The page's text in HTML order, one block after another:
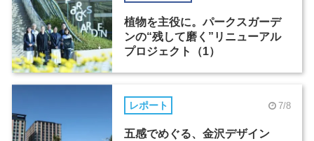
植物を主役に。パークスガーデ
ンの“残して磨く”リニューアル
プロジェクト（1）
レポート 7/8
五感でめぐる、金沢デザイン